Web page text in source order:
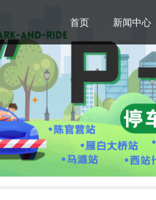
首页 新闻中心